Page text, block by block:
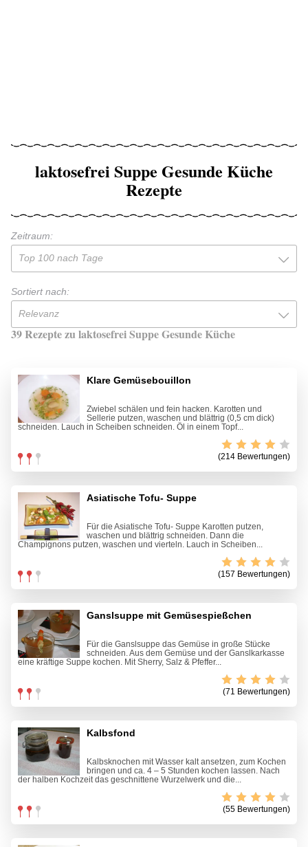
laktosefrei Suppe Gesunde Küche
Rezepte
Zeitraum:
Top 100 nach Tage
Sortiert nach:
Relevanz
39 Rezepte zu laktosefrei Suppe Gesunde Küche
Klare Gemüsebouillon
Zwiebel schälen und fein hacken. Karotten und
Sellerie putzen, waschen und blättrig (0,5 cm dick)
schneiden. Lauch in Scheiben schneiden. Öl in einem Topf...
(214 Bewertungen)
Asiatische Tofu- Suppe
Für die Asiatische Tofu- Suppe Karotten putzen,
waschen und blättrig schneiden. Dann die
Champignons putzen, waschen und vierteln. Lauch in Scheiben...
(157 Bewertungen)
Ganslsuppe mit Gemüsespießchen
Für die Ganslsuppe das Gemüse in große Stücke
schneiden. Aus dem Gemüse und der Ganslkarkasse
eine kräftige Suppe kochen. Mit Sherry, Salz & Pfeffer...
(71 Bewertungen)
Kalbsfond
Kalbsknochen mit Wasser kalt ansetzen, zum Kochen
bringen und ca. 4 – 5 Stunden kochen lassen. Nach
der halben Kochzeit das geschnittene Wurzelwerk und die...
(55 Bewertungen)